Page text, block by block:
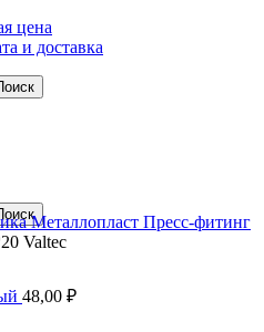
цена
и доставка
Металлопласт Пресс-фитинг
Valtec
48,00 ₽